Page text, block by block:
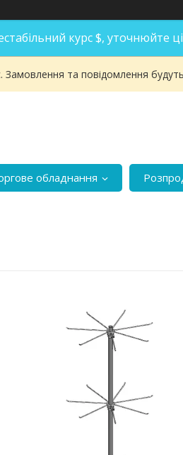
курс $, уточнюйте
Замовлення та повідомлення
обладнання